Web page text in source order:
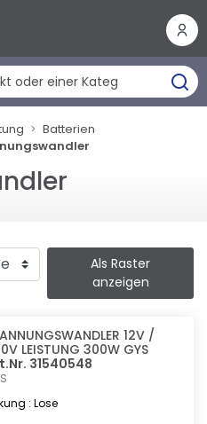
Batterien
Als Raster
anzeigen
12V /
LEISTUNG 300W GYS
31540548
: Lose